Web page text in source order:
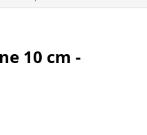
10 cm -